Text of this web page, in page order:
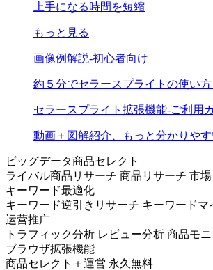
上手になる時間を短縮
もっと見る
画像例解説-初心者向け
約５分でセラースプライトの使い方
セラースプライト拡張機能-ご利用
動画＋図解紹介、もっと分かりやす
ビッグデータ商品セレクト
ライバル商品リサーチ 商品リサーチ 市
キーワード最適化
キーワード逆引きリサーチ キーワードマ
运营推广
トラフィック分析 レビュー分析 商品モ
ブラウザ拡張機能
商品セレクト＋運営 永久無料